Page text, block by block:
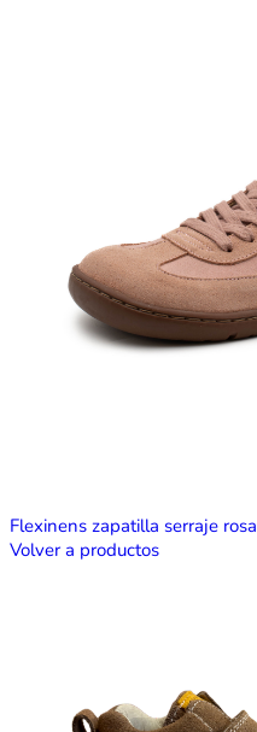
Flexinens zapatilla serraje rosa
Volver a productos